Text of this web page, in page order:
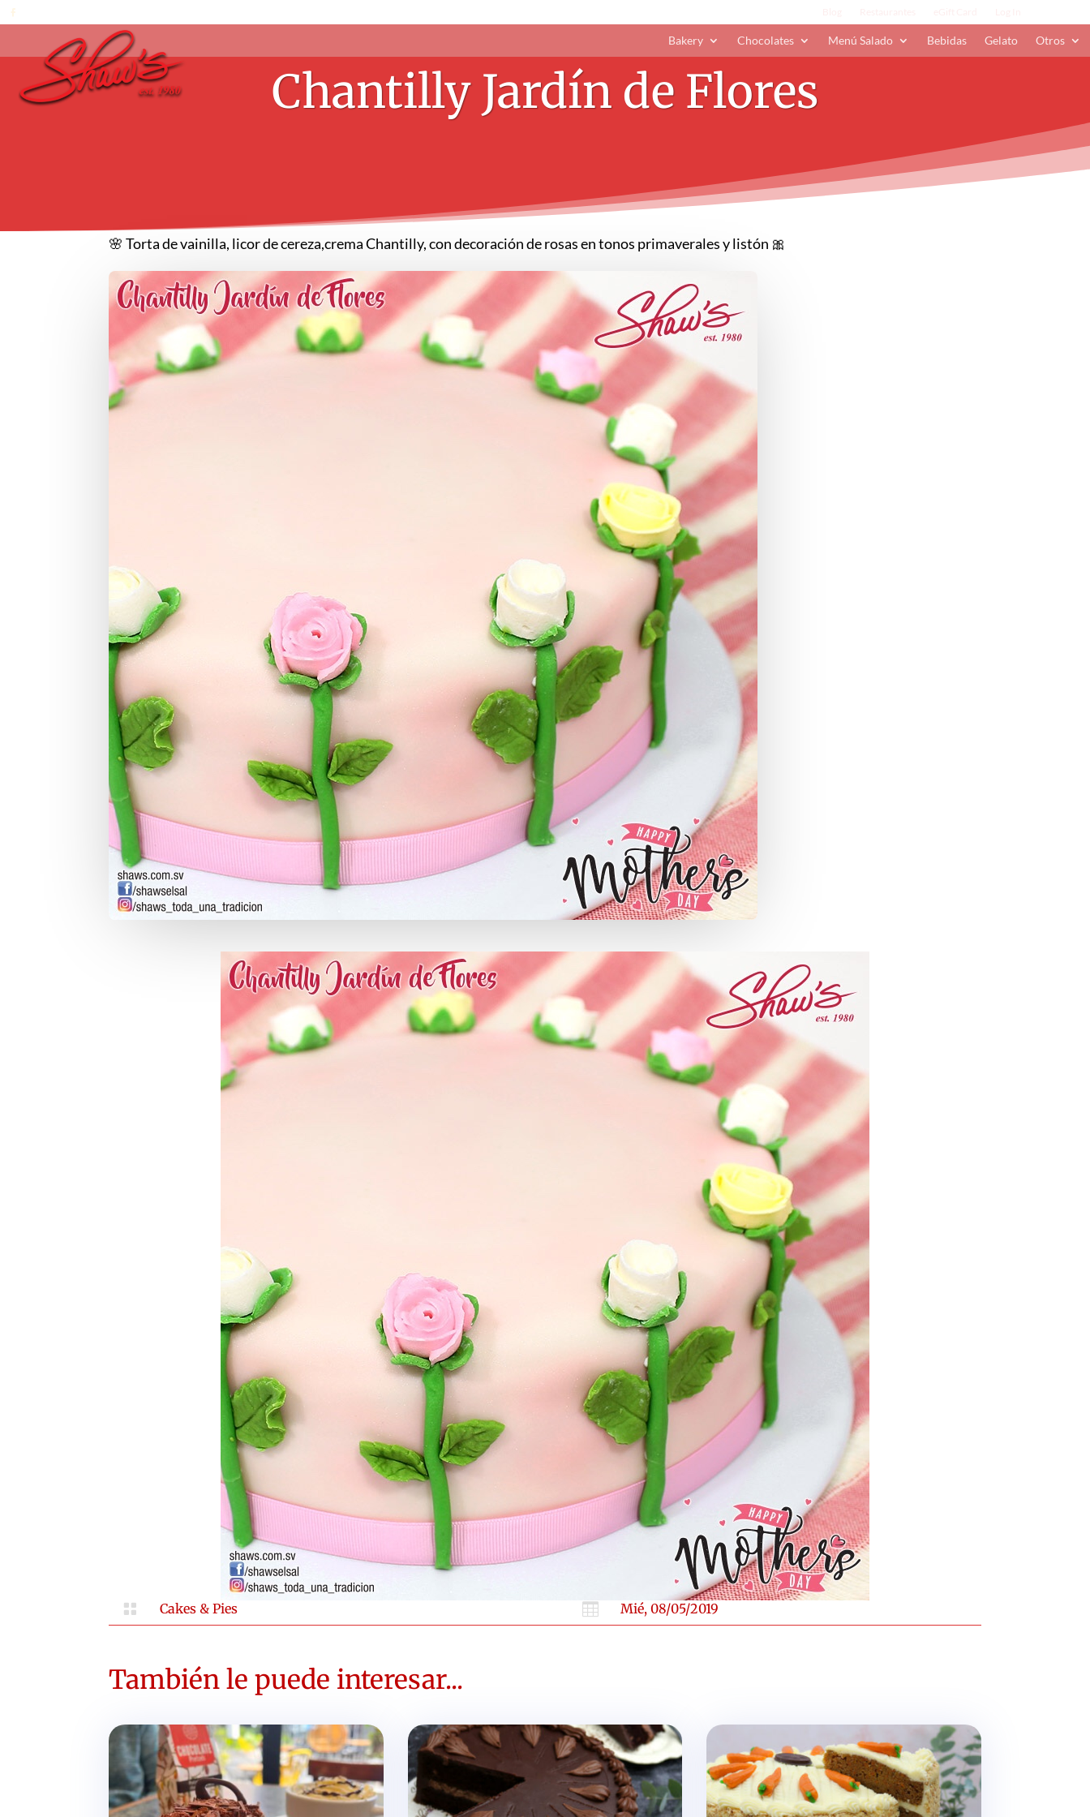
Bakery Chocolates Menú Salado Bebidas Gelato Otros
Chantilly Jardín de Flores
🌸 Torta de vainilla, licor de cereza,crema Chantilly, con decoración de rosas en tonos primaverales y listón 🎀
 Cakes & Pies  Mié, 08/05/2019
También le puede interesar...